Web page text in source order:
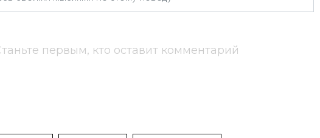
первым, кто оставит комментарий